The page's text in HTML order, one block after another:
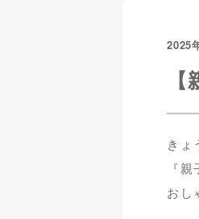
2025
きょ
『
おし